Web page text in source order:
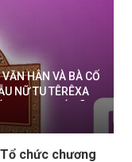
HÂN VÀ BÀ CỐ
NỮ TU TÊRÊXA
THANH HOÁ ĐÃ
chức chương